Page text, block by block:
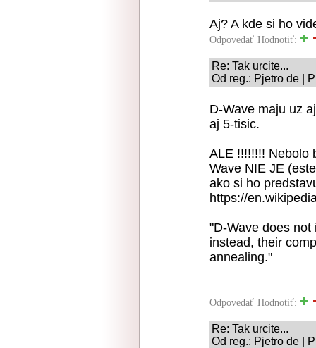
Aj? A kde si ho
Odpovedať Hodnotiť:
Re: Tak urcite...
Od reg.: Pjetro de |
D-Wave maju uz
aj 5-tisic.
ALE !!!!!!!! Nebolo
Wave NIE JE
ako si ho
https://
"D-Wave does
instead, their
annealing."
Odpovedať Hodnotiť:
Re: Tak urcite...
Od reg.: Pjetro de |